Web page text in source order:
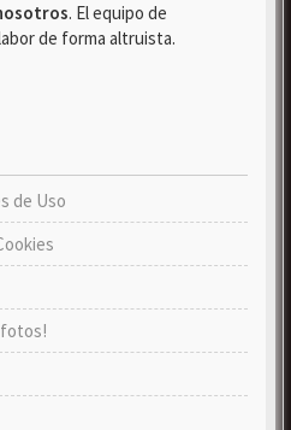
. El equipo de
de forma altruista.
de Uso
fotos!